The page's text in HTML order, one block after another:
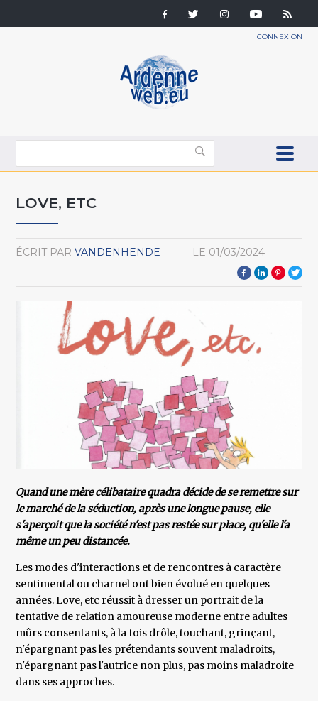
CONNEXION
LOVE, ETC
ÉCRIT PAR VANDENHENDE LE 01/03/2024
Quand une mère célibataire quadra décide de se remettre sur
le marché de la séduction, après une longue pause, elle
s'aperçoit que la société n'est pas restée sur place, qu'elle l'a
même un peu distancée.
Les modes d'interactions et de rencontres à caractère
sentimental ou charnel ont bien évolué en quelques
années. Love, etc réussit à dresser un portrait de la
tentative de relation amoureuse moderne entre adultes
mûrs consentants, à la fois drôle, touchant, grinçant,
n'épargnant pas les prétendants souvent maladroits,
n'épargnant pas l'autrice non plus, pas moins maladroite
dans ses approches.